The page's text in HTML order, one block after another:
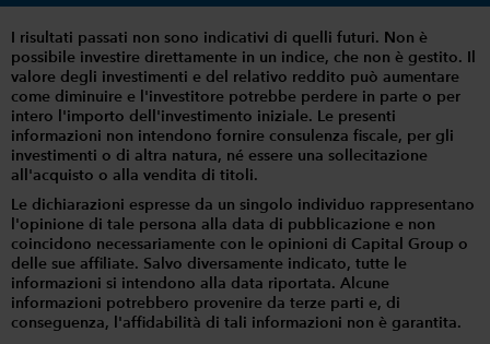
I risultati passati non sono indicativi di quelli futuri. Non è
possibile investire direttamente in un indice, che non è gestito. Il
valore degli investimenti e del relativo reddito può aumentare
come diminuire e l'investitore potrebbe perdere in parte o per
intero l'importo dell'investimento iniziale. Le presenti
informazioni non intendono fornire consulenza fiscale, per gli
investimenti o di altra natura, né essere una sollecitazione
all'acquisto o alla vendita di titoli.
Le dichiarazioni espresse da un singolo individuo rappresentano
l'opinione di tale persona alla data di pubblicazione e non
coincidono necessariamente con le opinioni di Capital Group o
delle sue affiliate. Salvo diversamente indicato, tutte le
informazioni si intendono alla data riportata. Alcune
informazioni potrebbero provenire da terze parti e, di
conseguenza, l'affidabilità di tali informazioni non è garantita.